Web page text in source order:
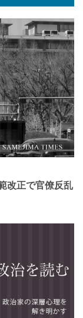
改正で官僚反乱